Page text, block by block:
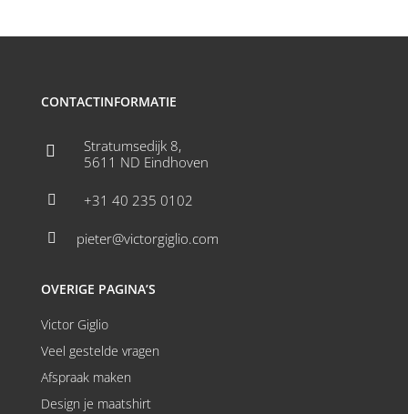
CONTACTINFORMATIE

Stratumsedijk 8,
5611 ND Eindhoven
 +31 40 235 0102
 pieter@victorgiglio.com
OVERIGE PAGINA’S
Victor Giglio
Veel gestelde vragen
Afspraak maken
Design je maatshirt